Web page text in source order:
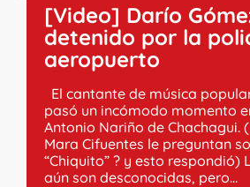
[Video] Darío
detenido por la
aeropuerto
El cantante de música
pasó un incómodo momento
Antonio Nariño de Chachagui.
Mara Cifuentes le preguntan
“Chiquito” ? y esto respondió)
aún son desconocidas, pero...